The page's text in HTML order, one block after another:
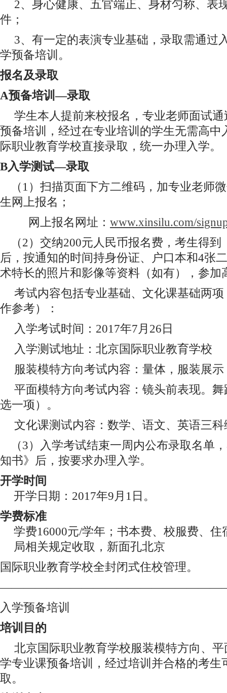
2、身心健康、五官端正、身材匀称、表
件；
3、有一定的表演专业基础，录取需通过
学预备培训。
报名及录取
A预备培训—录取
学生本人提前来校报名，专业老师面试
预备培训，经过在专业培训的学生无需高中
际职业教育学校直接录取，统一办理入学。
B入学测试—录取
（1）扫描页面下方二维码，加专业老师
生网上报名；
网上报名网址： www.xinsilu.com/
（2）交纳200元人民币报名费，考生得
后，按通知的时间持身份证、户口本和4张
术特长的照片和影像等资料（如有），参加
考试内容包括专业基础、文化课基础两
作参考）：
入学考试时间：2017年7月26日
入学测试地址：北京国际职业教育学校
服装模特方向考试内容：量体，服装展
平面模特方向考试内容：镜头前表现。
选一项）。
文化课测试内容：数学、语文、英语三
（3）入学考试结束一周内公布录取名单
知书》后，按要求办理入学。
开学时间
开学日期：2017年9月1日。
学费标准
学费16000元/学年；书本费、校服费、
局相关规定收取，新面孔北京
国际职业教育学校全封闭式住校管理。
入学预备培训
培训目的
北京国际职业教育学校服装模特方向、
学专业课预备培训，经过培训并合格的考生
取。